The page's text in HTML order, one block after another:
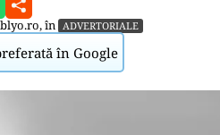
, în ADVERTORIALE
în Google